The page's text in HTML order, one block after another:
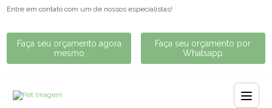
Entre em contato com um de nossos especialistas!
Faça seu orçamento agora
mesmo
Faça seu orçamento por
Whatsapp